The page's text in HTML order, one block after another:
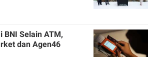
BNI Selain ATM,
dan Agen46